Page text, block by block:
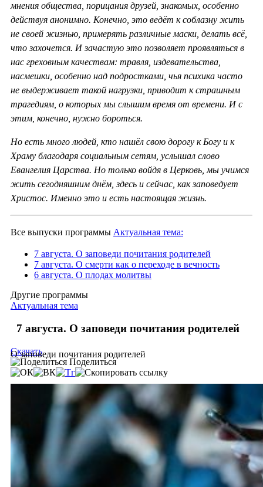
мнения общества, порицания друзей, знакомых, особенно
действуя анонимно. Конечно, это ведёт к соблазну жить
не своей жизнью, примерять различные маски, делать всё,
что захочется. И зачастую это позволяет проявляться в
нас греховным качествам: травля, издевательства,
насмешки, особенно над подростками, чья психика часто
не выдерживает такой нагрузки, приводит к страшным
трагедиям, о которых мы слышим время от времени. И с
этим, конечно, нужно бороться.
Но есть много людей, кто нашёл свою дорогу к Богу и к
Храму благодаря социальным сетям, услышал слово
Евангелия Царства. Но только войдя в Церковь, мы учимся
жить сегодняшним днём, здесь и сейчас, как заповедует
Христос. Именно это и есть настоящая жизнь.
Все выпуски программы Актуальная тема:
7 августа. О заповеди почитания родителей
7 августа. О смерти как о переходе в вечность
6 августа. О плодах молитвы
Другие программы
Актуальная тема
7 августа. О заповеди почитания родителей
О заповеди почитания родителей
Скачать
Поделиться